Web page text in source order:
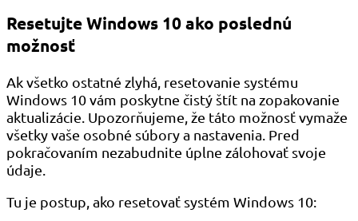
Resetujte Windows 10 ako poslednú
možnosť
Ak všetko ostatné zlyhá, resetovanie systému
Windows 10 vám poskytne čistý štít na zopakovanie
aktualizácie. Upozorňujeme, že táto možnosť vymaže
všetky vaše osobné súbory a nastavenia. Pred
pokračovaním nezabudnite úplne zálohovať svoje
údaje.
Tu je postup, ako resetovať systém Windows 10: